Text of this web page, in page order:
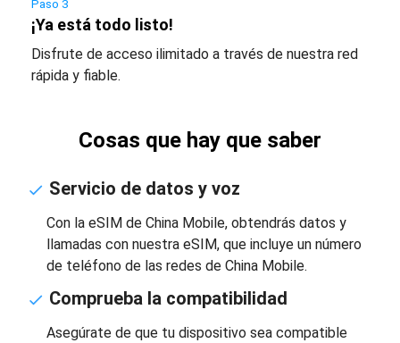
Paso 3
¡Ya está todo listo!
Disfrute de acceso ilimitado a través de nuestra red
rápida y fiable.
Cosas que hay que saber
Servicio de datos y voz
Con la eSIM de China Mobile, obtendrás datos y
llamadas con nuestra eSIM, que incluye un número
de teléfono de las redes de China Mobile.
Comprueba la compatibilidad
Asegúrate de que tu dispositivo sea compatible